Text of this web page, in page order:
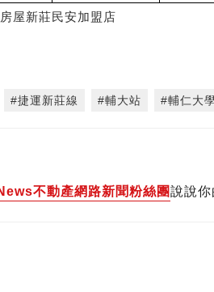
屋新莊民安加盟店
#捷運新莊線 #輔大站 #輔仁大
不動產網路新聞粉絲團說說